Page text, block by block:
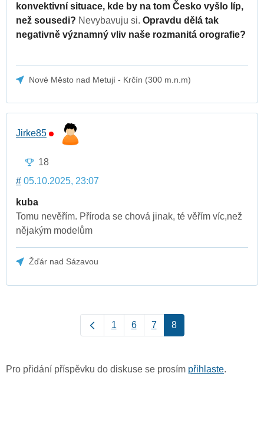
konvektivní situace, kde by na tom Česko vyšlo líp,
než sousedi? Nevybavuju si. Opravdu dělá tak
negativně významný vliv naše rozmanitá orografie?
Nové Město nad Metují - Krčín (300 m.n.m)
Jirke85
18
# 05.10.2025, 23:07
kuba
Tomu nevěřím. Příroda se chová jinak, té věřím víc,než
nějakým modelům
Žďár nad Sázavou
1 6 7 8
Pro přidání příspěvku do diskuse se prosím přihlaste.